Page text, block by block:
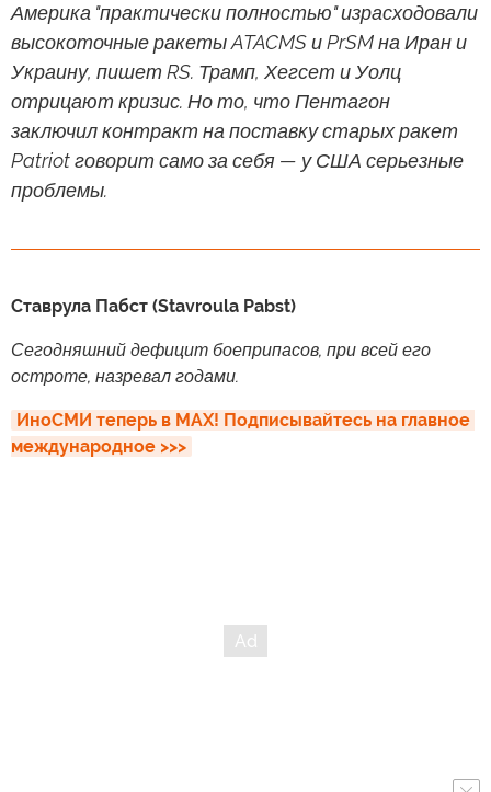
Америка "практически полностью" израсходовали
высокоточные ракеты ATACMS и PrSM на Иран и
Украину, пишет RS. Трамп, Хегсет и Уолц
отрицают кризис. Но то, что Пентагон
заключил контракт на поставку старых ракет
Patriot говорит само за себя — у США серьезные
проблемы.
Ставрула Пабст (Stavroula Pabst)
Сегодняшний дефицит боеприпасов, при всей его
остроте, назревал годами.
ИноСМИ теперь в MAX! Подписывайтесь на главное
международное >>>